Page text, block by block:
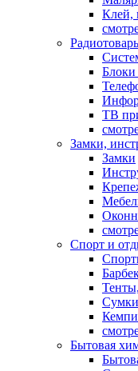
Клей,
Блоки
ТВ
Замки,
Замки
Спорт и
Бытовая